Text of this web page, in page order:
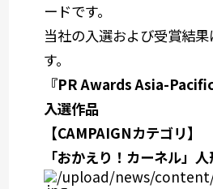
ードです。
当社の入選および受賞結
す。
『PR Awards Asia-
入選作品
【CAMPAIGNカテゴリ
「おかえり！カーネル」